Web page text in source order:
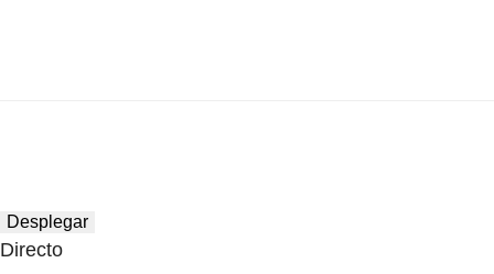
Desplegar
Directo